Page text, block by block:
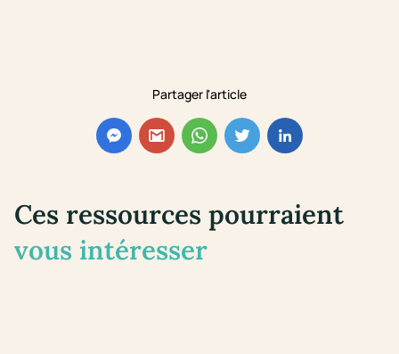
Partager l'article
Ces ressources pourraient
vous intéresser